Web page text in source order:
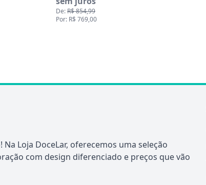
De:R$ 854,99
Por: R$ 769,00
Loja DoceLar, oferecemos uma seleção
com design diferenciado e preços que vão